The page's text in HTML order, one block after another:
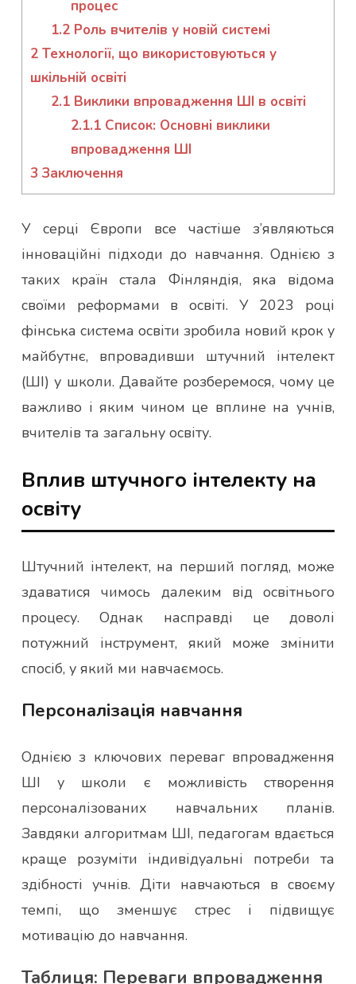
процес
1.2Роль вчителів у новій системі
2 Технології, що використовуються у
шкільній освіті
2.1Виклики впровадження ШІ в освіті
2.1.1 Список: Основні виклики
впровадження ШІ
3 Заключення
У серці Європи все частіше з’являються
інноваційні підходи до навчання. Однією з
таких країн стала Фінляндія, яка відома
своїми реформами в освіті. У 2023 році
фінська система освіти зробила новий крок у
майбутнє, впровадивши штучний інтелект
(ШІ) у школи. Давайте розберемося, чому це
важливо і яким чином це вплине на учнів,
вчителів та загальну освіту.
Вплив штучного інтелекту на
освіту
Штучний інтелект, на перший погляд, може
здаватися чимось далеким від освітнього
процесу. Однак насправді це доволі
потужний інструмент, який може змінити
спосіб, у який ми навчаємось.
Персоналізація навчання
Однією з ключових переваг впровадження
ШІ у школи є можливість створення
персоналізованих навчальних планів.
Завдяки алгоритмам ШІ, педагогам вдається
краще розуміти індивідуальні потреби та
здібності учнів. Діти навчаються в своєму
темпі, що зменшує стрес і підвищує
мотивацію до навчання.
Таблиця: Переваги впровадження